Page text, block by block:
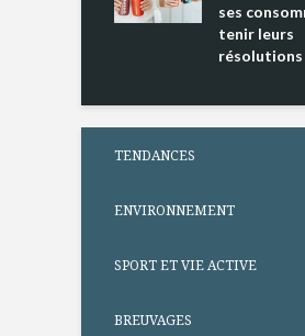
ses
tenir leurs
résolutions
TENDANCES
ENVIRONNEMENT
SPORT ET VIE ACTIVE
BREUVAGES